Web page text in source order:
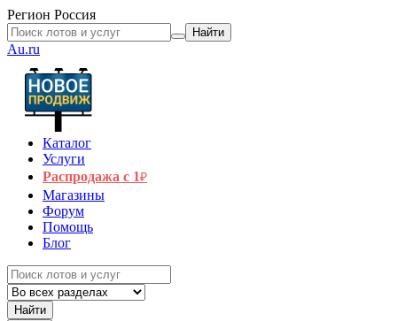
Регион Россия
Найти
Au.ru
Каталог
Услуги
Распродажа с 1₽
Магазины
Форум
Помощь
Блог
Найти